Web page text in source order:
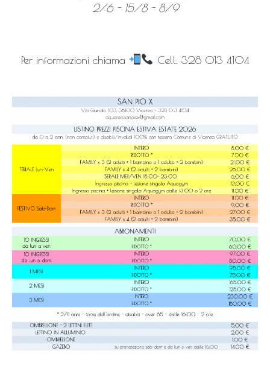
2/6 - 15/8 - 8/9
Per informazioni chiama Cell. 328 013 4104